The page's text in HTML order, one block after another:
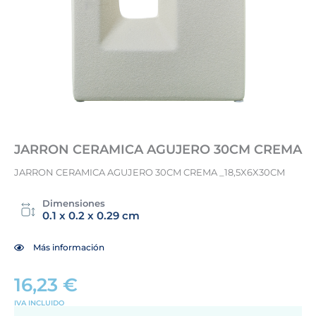
JARRON CERAMICA AGUJERO 30CM CREMA
JARRON CERAMICA AGUJERO 30CM CREMA _18,5X6X30CM
Dimensiones
0.1 x 0.2 x 0.29 cm
Más información
16,23 €
IVA INCLUIDO